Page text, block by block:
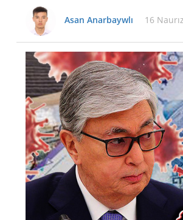
Asan Anarbaywlı 16